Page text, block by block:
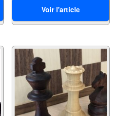
Voir l'article